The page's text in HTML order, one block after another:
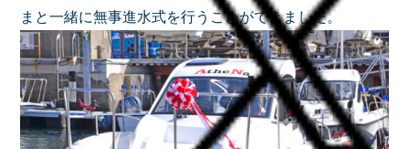
まと一緒に無事進水式を行うことができました。